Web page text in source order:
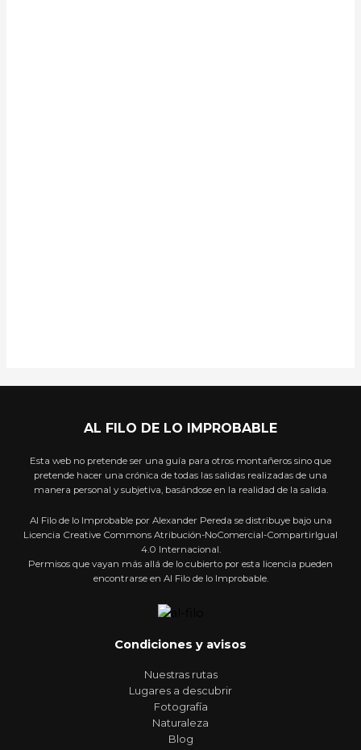
AL FILO DE LO IMPROBABLE
Esta web no pretende ser una guía para otros montañeros sino que
pretende hacer una crónica de todas las salidas realizadas de una
manera personal y subjetiva, basándose en la realidad de la salida.
Al Filo de lo Improbable por Alexander Pereda se distribuye bajo una
Licencia Creative Commons Atribución-NoComercial-CompartirIgual
4.0 Internacional.
Permisos que vayan más allá de lo cubierto por esta licencia pueden
encontrarse en Al Filo de lo Improbable.
Condiciones y avisos
Nuestras rutas
Lugares a descubrir
Fotografía
Naturaleza
Blog